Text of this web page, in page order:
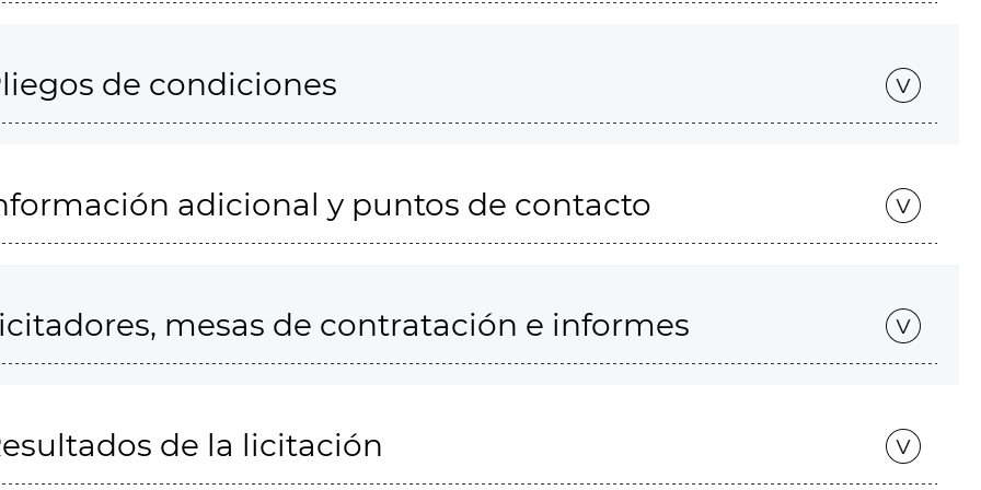
de condiciones
adicional y puntos de contacto
mesas de contratación e informes
de la licitación